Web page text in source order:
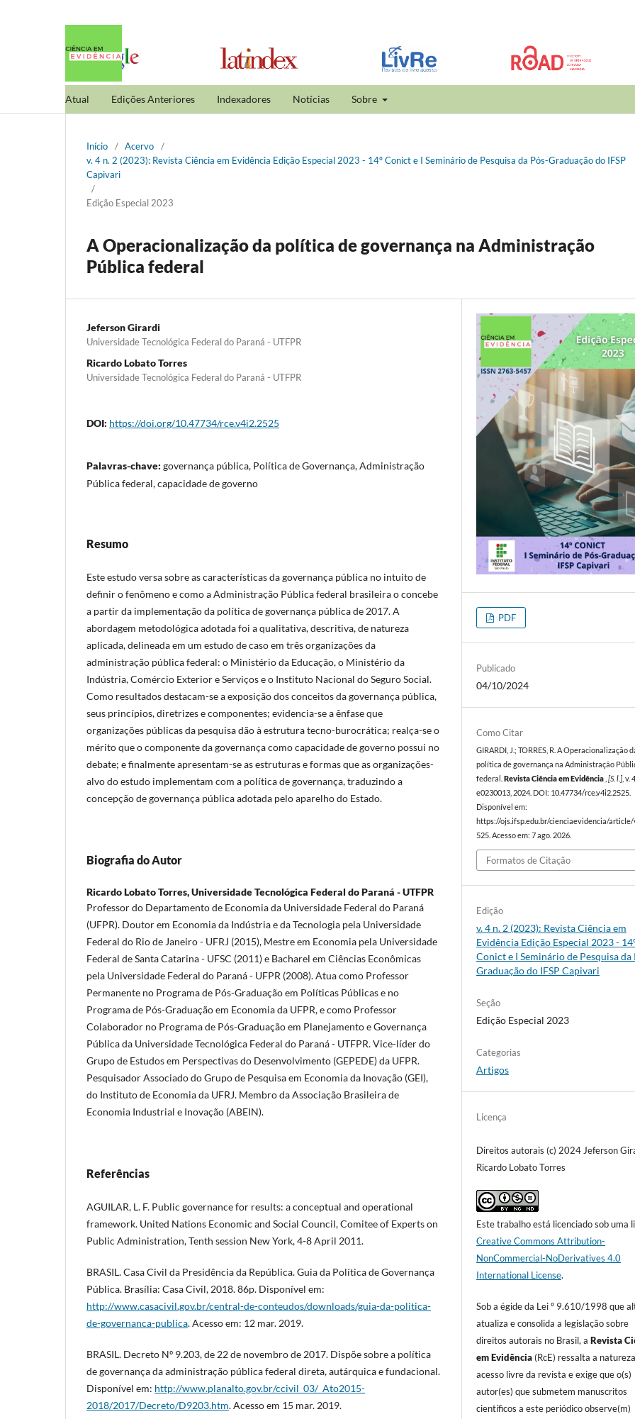
Atual Edições Anteriores Indexadores Notícias Sobre
Início / Acervo
/
v. 4 n. 2 (2023): Revista Ciência em Evidência Edição Especial 2023 - 14º Conict e I Seminário de Pesquisa da Pós-Graduação do IFSP
Capivari
/
Edição Especial 2023
A Operacionalização da política de governança na Administração
Pública federal
Jeferson Girardi
Universidade Tecnológica Federal do Paraná - UTFPR
Ricardo Lobato Torres
Universidade Tecnológica Federal do Paraná - UTFPR
DOI: https://doi.org/10.47734/rce.v4i2.2525
Palavras-chave: governança pública, Política de Governança, Administração
Pública federal, capacidade de governo
Resumo
Este estudo versa sobre as características da governança pública no intuito de
definir o fenômeno e como a Administração Pública federal brasileira o concebe
a partir da implementação da política de governança pública de 2017. A
abordagem metodológica adotada foi a qualitativa, descritiva, de natureza
aplicada, delineada em um estudo de caso em três organizações da
administração pública federal: o Ministério da Educação, o Ministério da
Indústria, Comércio Exterior e Serviços e o Instituto Nacional do Seguro Social.
Como resultados destacam-se a exposição dos conceitos da governança pública,
seus princípios, diretrizes e componentes; evidencia-se a ênfase que
organizações públicas da pesquisa dão à estrutura tecno-burocrática; realça-se o
mérito que o componente da governança como capacidade de governo possui no
debate; e finalmente apresentam-se as estruturas e formas que as organizações-
alvo do estudo implementam com a política de governança, traduzindo a
concepção de governança pública adotada pelo aparelho do Estado.
Biografia do Autor
Ricardo Lobato Torres,Universidade Tecnológica Federal do Paraná - UTFPR
Professor do Departamento de Economia da Universidade Federal do Paraná
(UFPR). Doutor em Economia da Indústria e da Tecnologia pela Universidade
Federal do Rio de Janeiro - UFRJ (2015), Mestre em Economia pela Universidade
Federal de Santa Catarina - UFSC (2011) e Bacharel em Ciências Econômicas
pela Universidade Federal do Paraná - UFPR (2008). Atua como Professor
Permanente no Programa de Pós-Graduação em Políticas Públicas e no
Programa de Pós-Graduação em Economia da UFPR, e como Professor
Colaborador no Programa de Pós-Graduação em Planejamento e Governança
Pública da Universidade Tecnológica Federal do Paraná - UTFPR. Vice-líder do
Grupo de Estudos em Perspectivas do Desenvolvimento (GEPEDE) da UFPR.
Pesquisador Associado do Grupo de Pesquisa em Economia da Inovação (GEI),
do Instituto de Economia da UFRJ. Membro da Associação Brasileira de
Economia Industrial e Inovação (ABEIN).
Referências
AGUILAR, L. F. Public governance for results: a conceptual and operational
framework. United Nations Economic and Social Council, Comitee of Experts on
Public Administration, Tenth session New York, 4-8 April 2011.
BRASIL. Casa Civil da Presidência da República. Guia da Política de Governança
Pública. Brasília: Casa Civil, 2018. 86p. Disponível em:
http://www.casacivil.gov.br/central-de-conteudos/downloads/guia-da-politica-
de-governanca-publica. Acesso em: 12 mar. 2019.
BRASIL. Decreto Nº 9.203, de 22 de novembro de 2017. Dispõe sobre a política
de governança da administração pública federal direta, autárquica e fundacional.
Disponível em: http://www.planalto.gov.br/ccivil_03/_Ato2015-
2018/2017/Decreto/D9203.htm. Acesso em 15 mar. 2019.
PDF
Publicado
04/10/2024
Como Citar
GIRARDI, J.; TORRES, R. A Operacionalização
política de governança na Administração
federal.Revista Ciência em Evidência ,[S. l.] , v.
e0230013, 2024. DOI: 10.47734/rce.v4i2.2525.
Disponível em:
https://ojs.ifsp.edu.br/cienciaevidencia/
525. Acesso em: 7 ago. 2026.
Formatos de Citação
Edição
v. 4 n. 2 (2023): Revista Ciência em
Evidência Edição Especial 2023 -
Conict e I Seminário de Pesquisa da
Graduação do IFSP Capivari
Seção
Edição Especial 2023
Categorias
Artigos
Licença
Direitos autorais (c) 2024 Jeferson
Ricardo Lobato Torres
Este trabalho está licenciado sob uma
Creative Commons Attribution-
NonCommercial-NoDerivatives 4.0
International License.
Sob a égide da Lei º 9.610/1998 que
atualiza e consolida a legislação sobre
direitos autorais no Brasil, aRevista
em Evidência (RcE) ressalta a
acesso livre da revista e exige que o(s)
autor(es) que submetem manuscritos
científicos a este periódico observe(m)